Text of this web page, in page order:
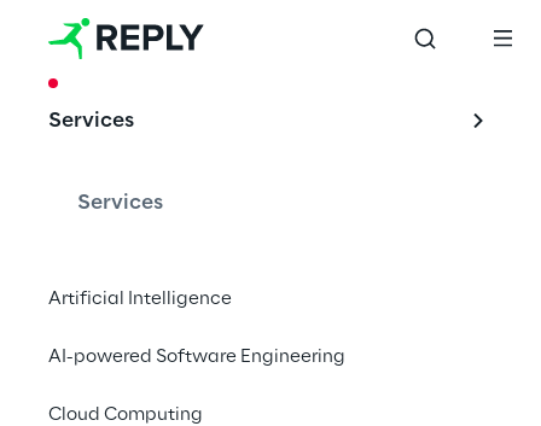
Services
Services
Artificial Intelligence
AI-powered Software Engineering
Cloud Computing
Oracle
Engagement
globalizzarsi